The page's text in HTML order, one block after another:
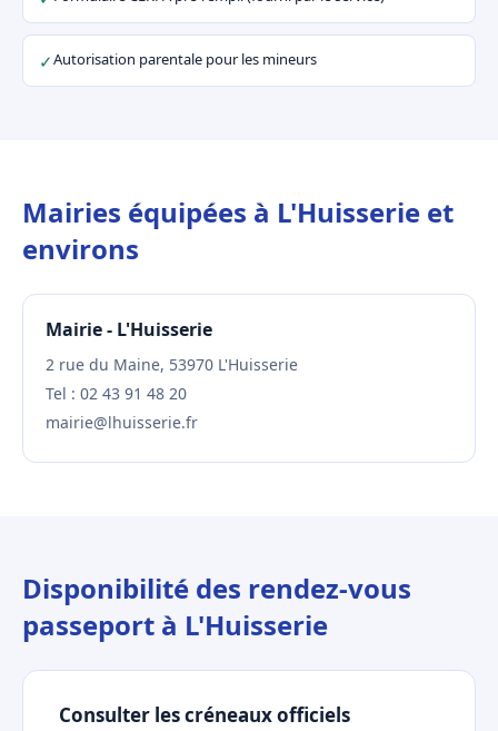
✓Autorisation parentale pour les mineurs
Mairies équipées à L'Huisserie et
environs
Mairie - L'Huisserie
2 rue du Maine, 53970 L'Huisserie
Tel : 02 43 91 48 20
mairie@lhuisserie.fr
Disponibilité des rendez-vous
passeport à L'Huisserie
Consulter les créneaux officiels